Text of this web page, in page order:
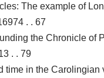
The example of
. . 67
the Chronicle of
. . 79
time in the Carolingian